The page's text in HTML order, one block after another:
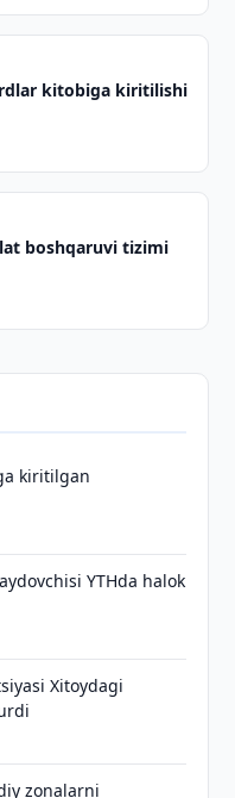
kitobiga kiritilishi
boshqaruvi tizimi
kiritilgan
YTHda halok
Xitoydagi
zonalarni